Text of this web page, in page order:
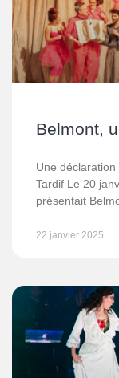
Belmont,
Une déclaration
Tardif Le 20
présentait
22 janvier 2025